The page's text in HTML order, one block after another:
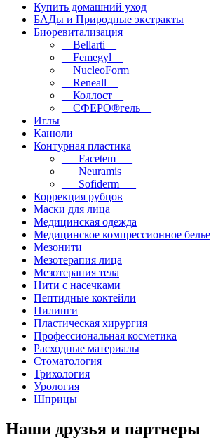
Купить домашний уход
БАДы и Природные экстракты
Биоревитализация
__Bellarti__
__Femegyl__
__NucleoForm__
__Reneall__
__Коллост__
__СФЕРО®гель__
Иглы
Канюли
Контурная пластика
___Facetem___
___Neuramis___
___Sofiderm___
Коррекция рубцов
Маски для лица
Медицинская одежда
Медицинское компрессионное белье
Мезонити
Мезотерапия лица
Мезотерапия тела
Нити с насечками
Пептидные коктейли
Пилинги
Пластическая хирургия
Профессиональная косметика
Расходные материалы
Стоматология
Трихология
Урология
Шприцы
Наши друзья и партнеры